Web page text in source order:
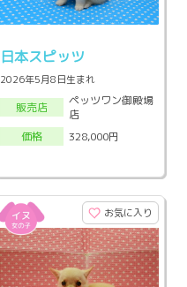
日本スピッツ
2026年5月8日生まれ
販売店
ペッツワン御殿場
店
価格
328,000円
お気に入り